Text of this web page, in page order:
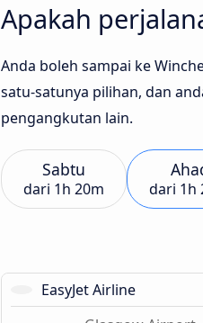
Apakah
Anda boleh sampai ke
satu-satunya pilihan, dan
pengangkutan lain.
Sabtu
dari 1h 20m dari 1h
EasyJet Airline